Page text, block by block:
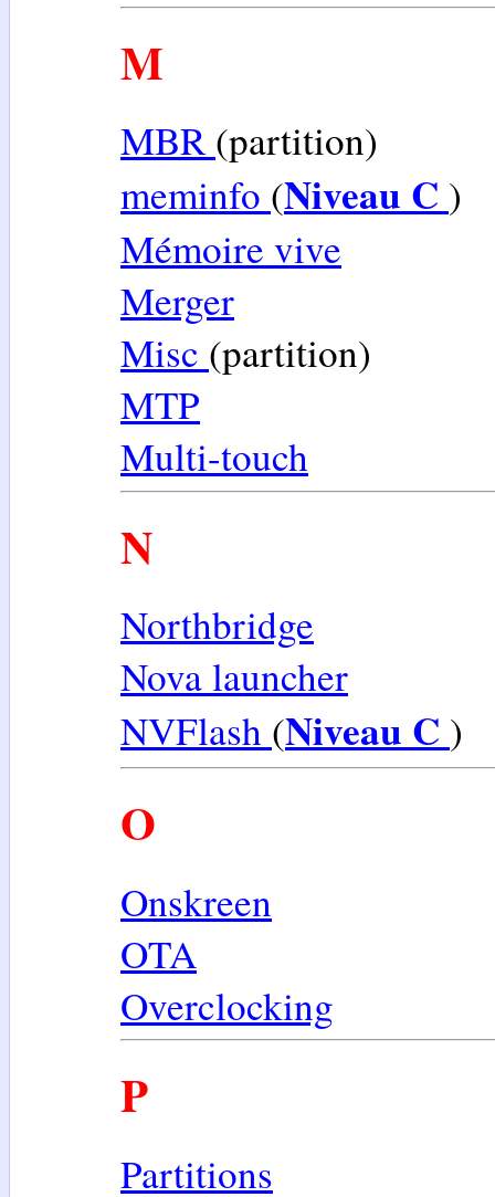
M
MBR(partition)
meminfo (Niveau C )
Mémoire vive
Merger
Misc (partition)
MTP
Multi-touch
N
Northbridge
Nova launcher
NVFlash (Niveau C )
O
Onskreen
OTA
Overclocking
P
Partitions